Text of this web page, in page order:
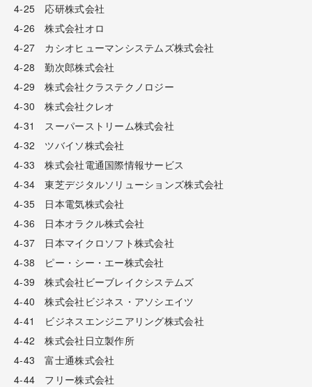
4-25 応研株式会社
4-26 株式会社オロ
4-27 カシオヒューマンシステムズ株式会社
4-28 勤次郎株式会社
4-29 株式会社クラステクノロジー
4-30 株式会社クレオ
4-31 スーパーストリーム株式会社
4-32 ツバイソ株式会社
4-33 株式会社電通国際情報サービス
4-34 東芝デジタルソリューションズ株式会社
4-35 日本電気株式会社
4-36 日本オラクル株式会社
4-37 日本マイクロソフト株式会社
4-38 ピー・シー・エー株式会社
4-39 株式会社ビーブレイクシステムズ
4-40 株式会社ビジネス・アソシエイツ
4-41 ビジネスエンジニアリング株式会社
4-42 株式会社日立製作所
4-43 富士通株式会社
4-44 フリー株式会社